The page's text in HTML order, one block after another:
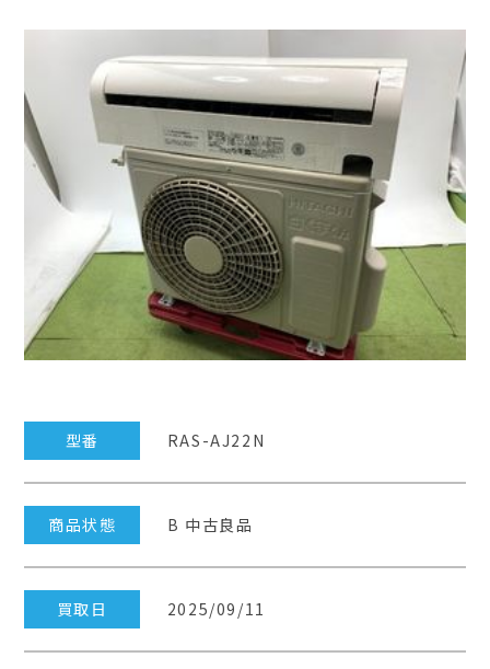
型番 RAS-AJ22N
商品状態 B 中古良品
買取日 2025/09/11